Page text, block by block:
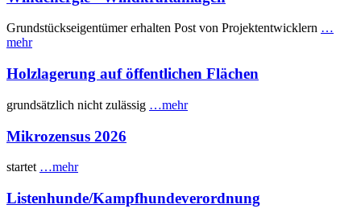
Grundstückseigentümer erhalten Post von Projektentwicklern …
mehr
Holzlagerung auf öffentlichen Flächen
grundsätzlich nicht zulässig …mehr
Mikrozensus 2026
startet …mehr
Listenhunde/Kampfhundeverordnung